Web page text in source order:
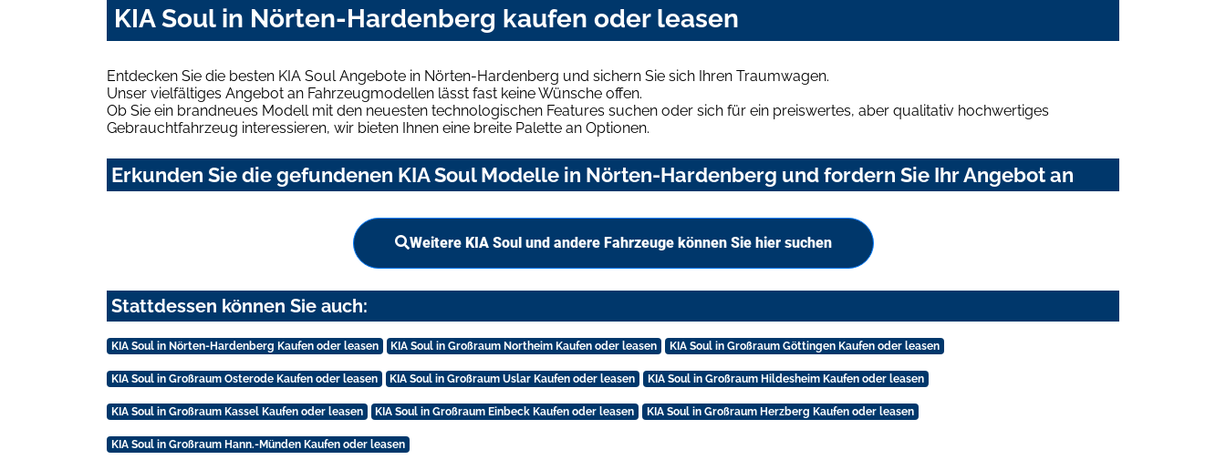
KIA Soul in Nörten-Hardenberg kaufen oder leasen
Entdecken Sie die besten KIA Soul Angebote in Nörten-Hardenberg und sichern Sie sich Ihren Traumwagen.
Unser vielfältiges Angebot an Fahrzeugmodellen lässt fast keine Wünsche offen.
Ob Sie ein brandneues Modell mit den neuesten technologischen Features suchen oder sich für ein preiswertes, aber qualitativ hochwertiges
Gebrauchtfahrzeug interessieren, wir bieten Ihnen eine breite Palette an Optionen.
Erkunden Sie die gefundenen KIA Soul Modelle in Nörten-Hardenberg und fordern Sie Ihr Angebot an
Weitere KIA Soul und andere Fahrzeuge können Sie hier suchen
Stattdessen können Sie auch:
KIA Soul in Nörten-Hardenberg Kaufen oder leasen KIA Soul in Großraum Northeim Kaufen oder leasen KIA Soul in Großraum Göttingen Kaufen oder leasen
KIA Soul in Großraum Osterode Kaufen oder leasen KIA Soul in Großraum Uslar Kaufen oder leasen KIA Soul in Großraum Hildesheim Kaufen oder leasen
KIA Soul in Großraum Kassel Kaufen oder leasen KIA Soul in Großraum Einbeck Kaufen oder leasen KIA Soul in Großraum Herzberg Kaufen oder leasen
KIA Soul in Großraum Hann.-Münden Kaufen oder leasen